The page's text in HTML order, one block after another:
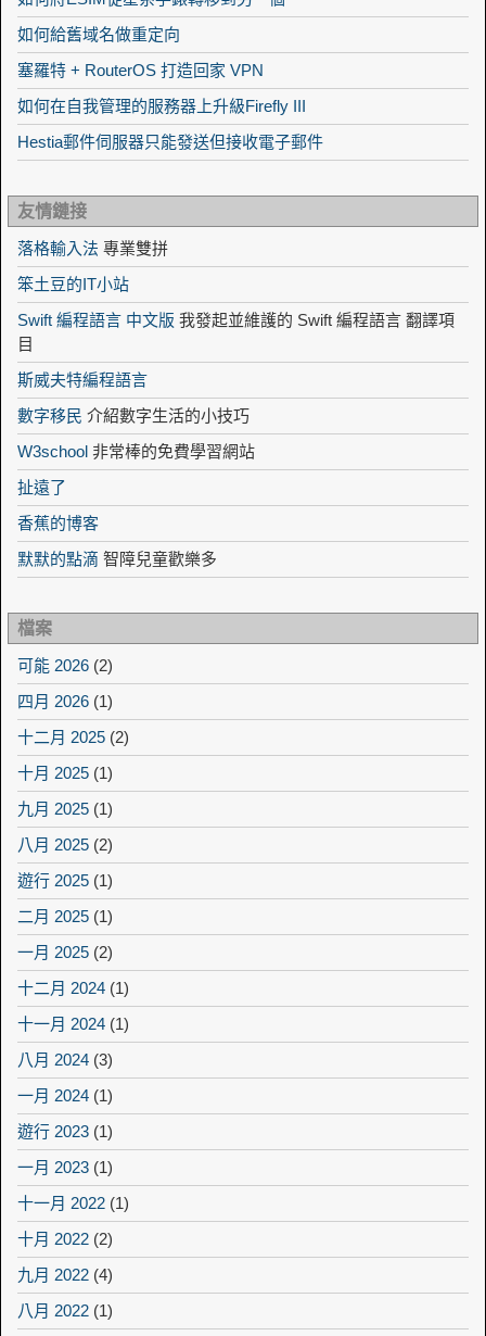
如何給舊域名做重定向
塞羅特 + RouterOS 打造回家 VPN
如何在自我管理的服務器上升級Firefly III
Hestia郵件伺服器只能發送但接收電子郵件
友情鏈接
落格輸入法 專業雙拼
笨土豆的IT小站
Swift 編程語言 中文版 我發起並維護的 Swift 編程語言 翻譯項
目
斯威夫特編程語言
數字移民 介紹數字生活的小技巧
W3school 非常棒的免費學習網站
扯遠了
香蕉的博客
默默的點滴 智障兒童歡樂多
檔案
可能 2026 (2)
四月 2026 (1)
十二月 2025 (2)
十月 2025 (1)
九月 2025 (1)
八月 2025 (2)
遊行 2025 (1)
二月 2025 (1)
一月 2025 (2)
十二月 2024 (1)
十一月 2024 (1)
八月 2024 (3)
一月 2024 (1)
遊行 2023 (1)
一月 2023 (1)
十一月 2022 (1)
十月 2022 (2)
九月 2022 (4)
八月 2022 (1)